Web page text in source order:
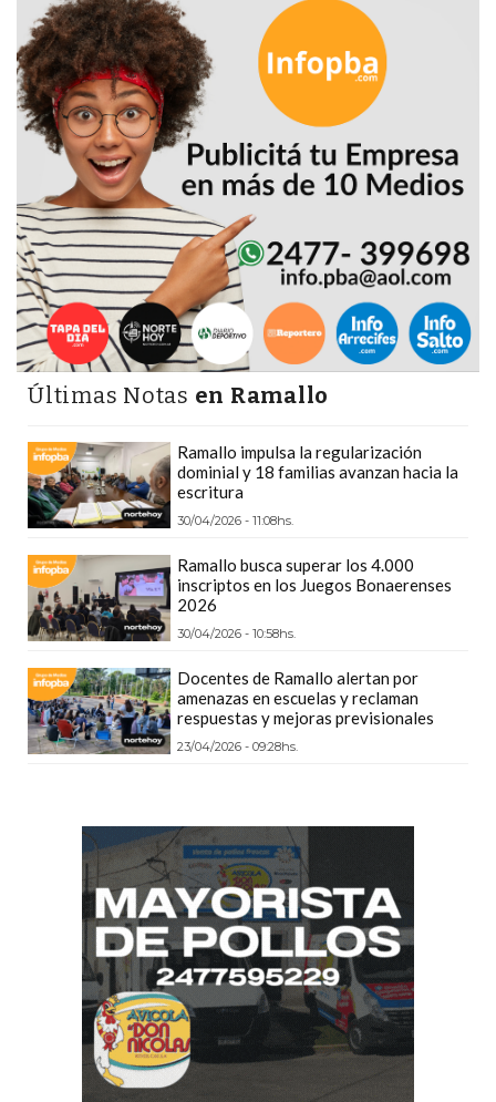
GRATIS
SUPLEMENTOS
DEPORTIVOS
EN
PERGAMINO:
DÓNDE
COMPRAR
PROTEÍNA,
CREATINA
Y
PRE
ENTRENO
CON
ASESORAMIENTO
QUÉ
ES
CHANGUITO.COM.AR
CÓMO
FUNCIONA:
CREAR
ONLINE
CON
PEDIDOS
TIENDA
ONLINE
GRATIS
ARGENTINA:
CHANGUITO.COM.AR
PLATAFORMAS
Últimas Notas en Ramallo
Ramallo impulsa la regularización
dominial y 18 familias avanzan hacia la
escritura
30/04/2026 - 11:08hs.
Ramallo busca superar los 4.000
inscriptos en los Juegos Bonaerenses
2026
30/04/2026 - 10:58hs.
Docentes de Ramallo alertan por
amenazas en escuelas y reclaman
respuestas y mejoras previsionales
23/04/2026 - 09:28hs.